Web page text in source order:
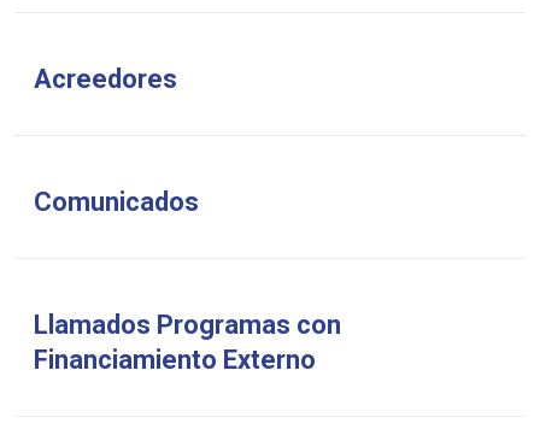
Acreedores
Comunicados
Llamados Programas con
Financiamiento Externo